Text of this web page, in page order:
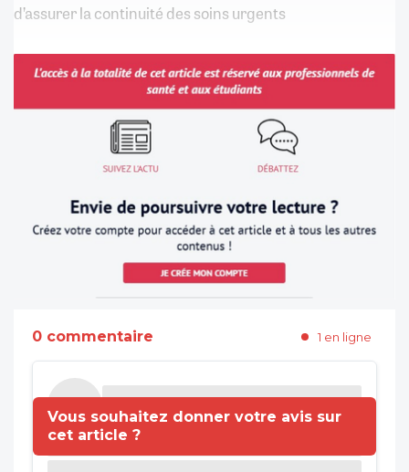
d’assurer la continuité des soins urgents
0 commentaire 1 en ligne
Vous souhaitez donner votre avis sur
cet article ?